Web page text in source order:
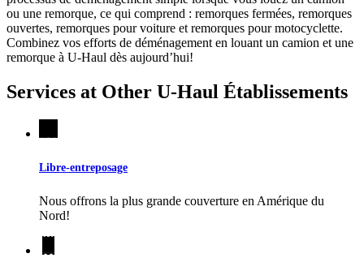
ou une remorque, ce qui comprend : remorques fermées, remorques
ouvertes, remorques pour voiture et remorques pour motocyclette.
Combinez vos efforts de déménagement en louant un camion et une
remorque à U-Haul dès aujourd’hui!
Services at Other U-Haul Établissements
Libre-entreposage
Nous offrons la plus grande couverture en Amérique du
Nord!